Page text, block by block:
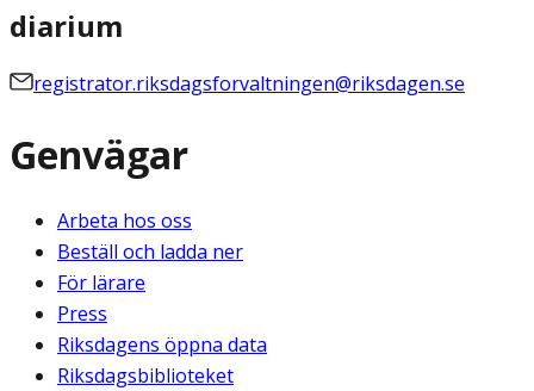
diarium
registrator.riksdagsforvaltningen@riksdagen.se
Genvägar
Arbeta hos oss
Beställ och ladda ner
För lärare
Press
Riksdagens öppna data
Riksdagsbiblioteket